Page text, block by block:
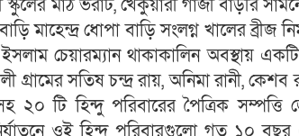
স্কুলের মাঠ ভরাট, খেকুয়ারী গাজী বাড়ীর
মাহেন্দ্র ধোপা বাড়ি সংলগ্ন খালের ব্রীজ
চেয়ারম্যান থাকাকালিন অবস্থায় একটি
গ্রামের সতিষ চন্দ্র রায়, অনিমা রানী,
২০ টি হিন্দু পরিবারের পৈত্রিক